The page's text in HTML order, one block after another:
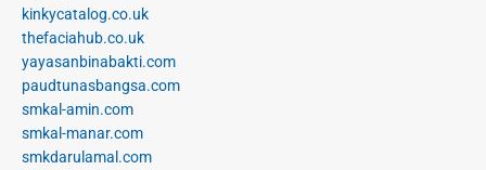
kinkycatalog.co.uk
thefaciahub.co.uk
yayasanbinabakti.com
paudtunasbangsa.com
smkal-amin.com
smkal-manar.com
smkdarulamal.com